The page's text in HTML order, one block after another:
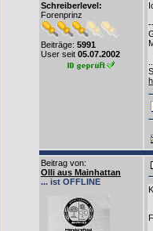
Schreiberlevel:
Forenprinz
Beiträge: 5991
User seit 05.07.2002
Beitrag von:
Olli aus Mainhattan
... ist OFFLINE